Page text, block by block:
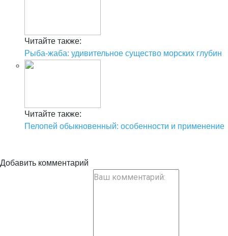
Читайте также:
Рыба-жаба: удивительное существо морских глубин
Читайте также:
Пелопей обыкновенный: особенности и применение
Добавить комментарий